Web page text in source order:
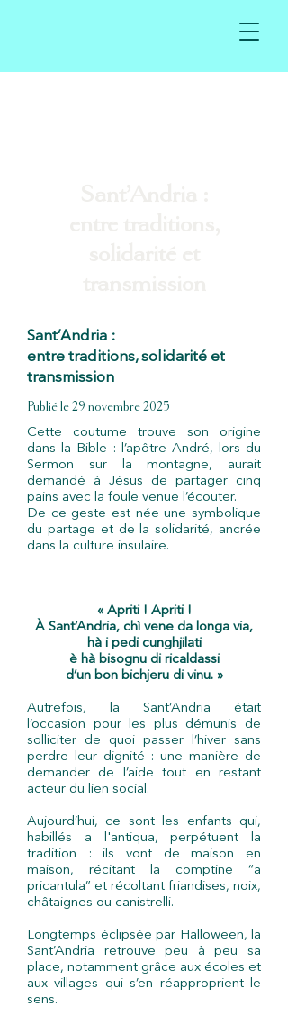
Sant’Andria :
entre traditions, solidarité et
transmission
Publié le 29 novembre 2025
Cette coutume trouve son origine
dans la Bible : l’apôtre André, lors du
Sermon sur la montagne, aurait
demandé à Jésus de partager cinq
pains avec la foule venue l’écouter.
De ce geste est née une symbolique
du partage et de la solidarité, ancrée
dans la culture insulaire.
« Apriti ! Apriti !
À Sant’Andria, chì vene da longa via,
hà i pedi cunghjilati
è hà bisognu di ricaldassi
d’un bon bichjeru di vinu. »
Autrefois, la Sant’Andria était
l’occasion pour les plus démunis de
solliciter de quoi passer l’hiver sans
perdre leur dignité : une manière de
demander de l’aide tout en restant
acteur du lien social.
Aujourd’hui, ce sont les enfants qui,
habillés a l'antiqua, perpétuent la
tradition : ils vont de maison en
maison, récitant la comptine “a
pricantula” et récoltant friandises, noix,
châtaignes ou canistrelli.
Longtemps éclipsée par Halloween, la
Sant’Andria retrouve peu à peu sa
place, notamment grâce aux écoles et
aux villages qui s’en réapproprient le
sens.